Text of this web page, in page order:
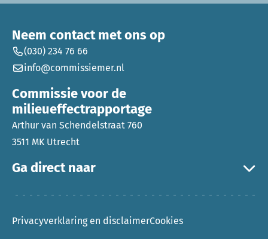
Ga direct naar
Neem contact met ons op
(030) 234 76 66
info@commissiemer.nl
Commissie voor de
milieueffectrapportage
Arthur van Schendelstraat 760
3511 MK Utrecht
Privacyverklaring en disclaimerCookies